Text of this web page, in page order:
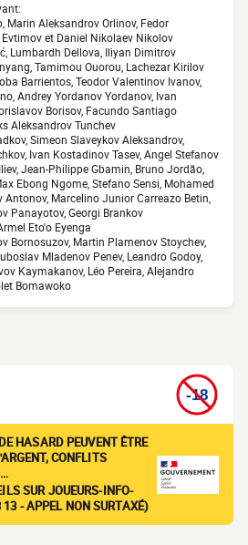
Marin Aleksandrov Orlinov, Fedor
et Daniel Nikolaev Nikolov
Lumbardh Dellova, Iliyan Dimitrov
Tamimou Ouorou, Lachezar Kirilov
Barrientos, Teodor Valentinov Ivanov,
Andrey Yordanov Yordanov, Ivan
Borisov, Facundo Santiago
Aleksandrov Tunchev
Simeon Slaveykov Aleksandrov,
Ivan Kostadinov Tasev, Angel Stefanov
Jean-Philippe Gbamin, Bruno Jordão,
Ebong Ngome, Stefano Sensi, Mohamed
Marcelino Junior Carreazo Betin,
Panayotov, Georgi Brankov
Eto'o Eyenga
Bornosuzov, Martin Plamenov Stoychev,
Mladenov Penev, Leandro Godoy,
Kaymakanov, Léo Pereira, Alejandro
Bomawoko
HASARD PEUVENT ÊTRE
CONFLITS
SUR JOUEURS-INFO-
- APPEL NON SURTAXÉ)